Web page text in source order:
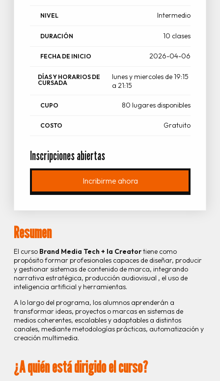
NIVEL Intermedio
DURACIÓN 10 clases
FECHA DE INICIO 2026-04-06
DÍAS Y HORARIOS DE
CURSADA
lunes y miercoles de 19:15
a 21:15
CUPO 80 lugares disponibles
COSTO Gratuito
Inscripciones abiertas
Incribirme ahora
Resumen
El curso Brand Media Tech + Ia Creatortiene como
propósito formar profesionales capaces de diseñar, producir
y gestionar sistemas de contenido de marca, integrando
narrativa estratégica, producción audiovisual , el uso de
inteligencia artificial y herramientas.
A lo largo del programa, los alumnos aprenderán a
transformar ideas, proyectos o marcas en sistemas de
medios coherentes, escalables y adaptables a distintos
canales, mediante metodologías prácticas, automatización y
creación multimedia.
¿A quién está dirigido el curso?